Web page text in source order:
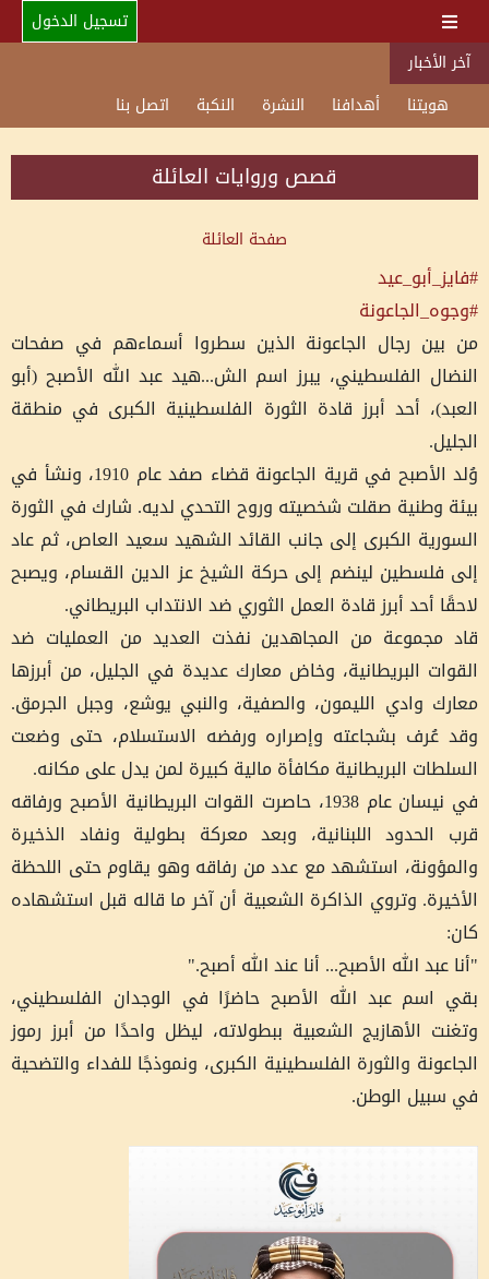
تسجيل الدخول
آخر الأخبار
هويتنا
أهدافنا النشرة النكبة اتصل بنا
قصص وروايات العائلة
صفحة العائلة
#فايز_أبو_عيد
#وجوه_الجاعونة
من بين رجال الجاعونة الذين سطروا أسماءهم في صفحات
النضال الفلسطيني، يبرز اسم الش...هيد عبد الله الأصبح (أبو
العبد)، أحد أبرز قادة الثورة الفلسطينية الكبرى في منطقة
الجليل.
وُلد الأصبح في قرية الجاعونة قضاء صفد عام 1910، ونشأ في
بيئة وطنية صقلت شخصيته وروح التحدي لديه. شارك في الثورة
السورية الكبرى إلى جانب القائد الشهيد سعيد العاص، ثم عاد
إلى فلسطين لينضم إلى حركة الشيخ عز الدين القسام، ويصبح
لاحقًا أحد أبرز قادة العمل الثوري ضد الانتداب البريطاني.
قاد مجموعة من المجاهدين نفذت العديد من العمليات ضد
القوات البريطانية، وخاض معارك عديدة في الجليل، من أبرزها
معارك وادي الليمون، والصفية، والنبي يوشع، وجبل الجرمق.
وقد عُرف بشجاعته وإصراره ورفضه الاستسلام، حتى وضعت
السلطات البريطانية مكافأة مالية كبيرة لمن يدل على مكانه.
في نيسان عام 1938، حاصرت القوات البريطانية الأصبح ورفاقه
قرب الحدود اللبنانية، وبعد معركة بطولية ونفاد الذخيرة
والمؤونة، استشهد مع عدد من رفاقه وهو يقاوم حتى اللحظة
الأخيرة. وتروي الذاكرة الشعبية أن آخر ما قاله قبل استشهاده
كان:
"أنا عبد الله الأصبح... أنا عند الله أصبح."
بقي اسم عبد الله الأصبح حاضرًا في الوجدان الفلسطيني،
وتغنت الأهازيج الشعبية ببطولاته، ليظل واحدًا من أبرز رموز
الجاعونة والثورة الفلسطينية الكبرى، ونموذجًا للفداء والتضحية
في سبيل الوطن.